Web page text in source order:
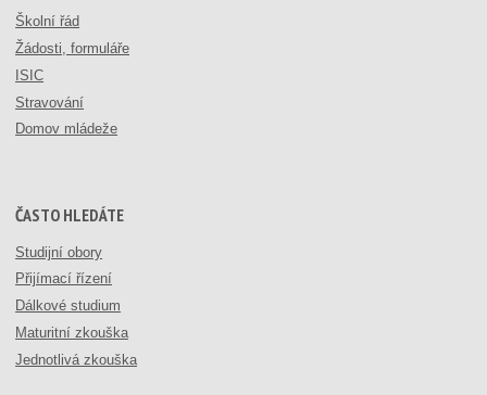
Školní řád
Žádosti, formuláře
ISIC
Stravování
Domov mládeže
ČASTO HLEDÁTE
Studijní obory
Přijímací řízení
Dálkové studium
Maturitní zkouška
Jednotlivá zkouška